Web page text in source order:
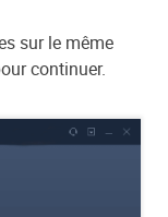
sur le même
continuer.